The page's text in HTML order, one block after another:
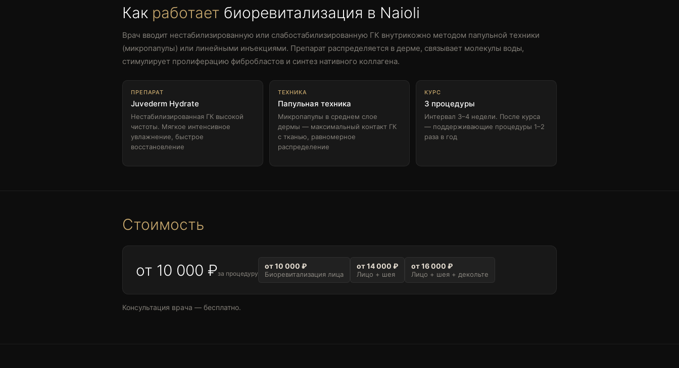
Как работает биоревитализация в Naioli
Врач вводит нестабилизированную или слабостабилизированную ГК внутрикожно методом папульной техники
(микропапулы) или линейными инъекциями. Препарат распределяется в дерме, связывает молекулы воды,
стимулирует пролиферацию фибробластов и синтез нативного коллагена.
ПРЕПАРАТ
Juvederm Hydrate
Нестабилизированная ГК высокой
чистоты. Мягкое интенсивное
увлажнение, быстрое
восстановление
ТЕХНИКА
Папульная техника
Микропапулы в среднем слое
дермы — максимальный контакт ГК
с тканью, равномерное
распределение
КУРС
3 процедуры
Интервал 3–4 недели. После курса
— поддерживающие процедуры 1–2
раза в год
Стоимость
от 10 000 ₽за процедуру
от 10 000 ₽
Биоревитализация лица
от 14 000 ₽
Лицо + шея
от 16 000 ₽
Лицо + шея + декольте
Консультация врача — бесплатно.